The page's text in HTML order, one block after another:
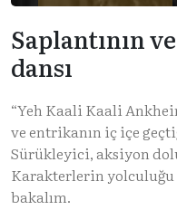
Saplantının
dansı
“Yeh Kaali Kaali
ve entrikanın iç içe
Sürükleyici, aksiyon
Karakterlerin
bakalım.